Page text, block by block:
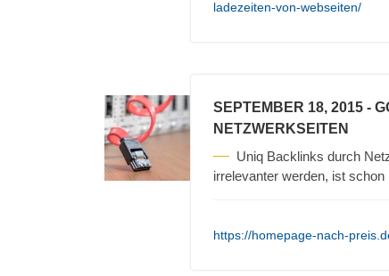
ladezeiten-von-webseiten/
SEPTEMBER 18, 2015 -
NETZWERKSEITEN
Uniq Backlinks durch
irrelevanter werden, ist
https://homepage-nach-